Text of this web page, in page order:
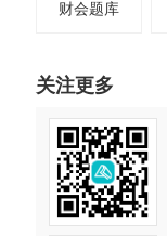
财会题库
关注更多